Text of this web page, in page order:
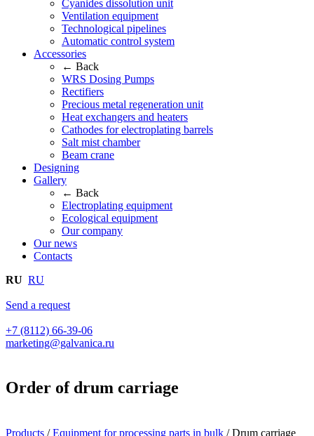
Cyanides dissolution unit
Ventilation equipment
Technological pipelines
Automatic control system
Accessories
← Back
WRS Dosing Pumps
Rectifiers
Precious metal regeneration unit
Heat exchangers and heaters
Cathodes for electroplating barrels
Salt mist chamber
Beam crane
Designing
Gallery
← Back
Electroplating equipment
Ecological equipment
Our company
Our news
Contacts
RU RU
Send a request
+7 (8112) 66-39-06
marketing@galvanica.ru
Order of drum carriage
Products / Equipment for processing parts in bulk / Drum carriage